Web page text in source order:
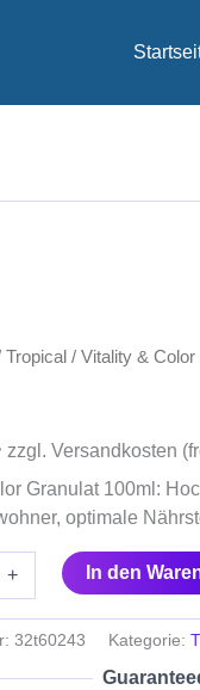
Tropical / Vitality & Color
Versandkosten
Granulat 100ml:
optimale
+ In den
32t60243 Kategorie: